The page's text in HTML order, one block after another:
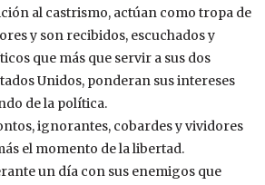
al castrismo, actúan como tropa de
y son recibidos, escuchados y
que más que servir a sus dos
Unidos, ponderan sus intereses
de la política.
ignorantes, cobardes y vividores
el momento de la libertad.
un día con sus enemigos que